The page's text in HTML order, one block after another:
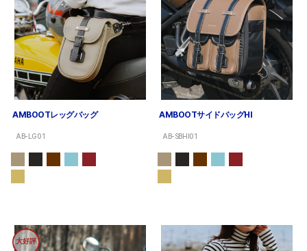
AMBOOTレッグバッグ
AB-LG01
AMBOOTサイドバッグHI
AB-SBHI01
大好評